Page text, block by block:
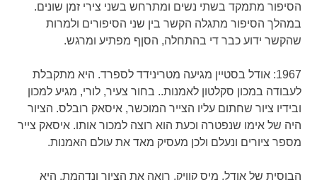
הסיפור מתמקד בשתי נשים ומתרחש בשני צירי זמן שונים.
במהלך הסיפור מתגלה הקשר בין שני הסיפורים ולמרות
שהקשר ידוע כבר די בהתחלה, הסןף מפתיע ומרגש.
1967: אודל בסטיין מגיעה מטרינידד לספרד. היא מתקבלת
לעבודה במכון סקלטון לאמנות.. בחור צעיר, לורי, מגיע למכון
ובידיו ציור שחתום עליו הצייר המוכשר, איסאק רובלס. הציור
היה של אימו שנפטרה וכעת הוא רוצה למכור אותו. איסאק צייר
מספר ציורים ונעלם ולכן מעסיק מאד את עולם האמנות.
הבוסית של אודל, מיס קוויק, רואה את הציור ונדהמת. היא